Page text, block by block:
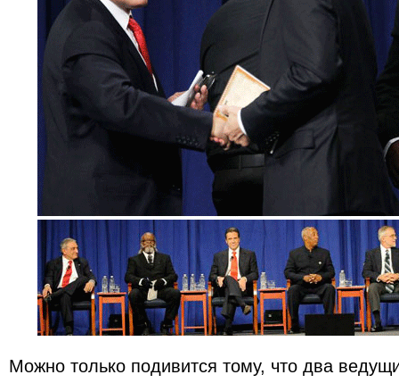
Можно только подивится тому, что два